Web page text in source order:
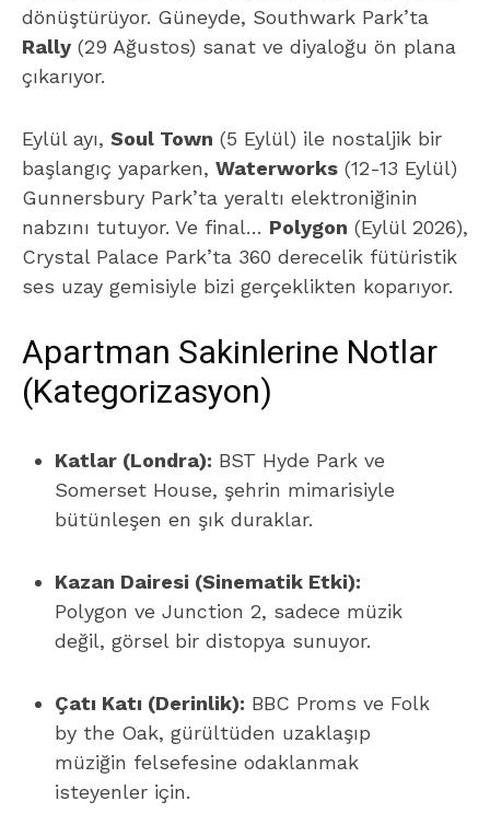
dönüştürüyor. Güneyde, Southwark Park’ta
Rally (29 Ağustos) sanat ve diyaloğu ön plana
çıkarıyor.
Eylül ayı, Soul Town (5 Eylül) ile nostaljik bir
başlangıç yaparken, Waterworks (12-13 Eylül)
Gunnersbury Park’ta yeraltı elektroniğinin
nabzını tutuyor. Ve final… Polygon (Eylül 2026),
Crystal Palace Park’ta 360 derecelik fütüristik
ses uzay gemisiyle bizi gerçeklikten koparıyor.
Apartman Sakinlerine Notlar
(Kategorizasyon)
Katlar (Londra): BST Hyde Park ve
Somerset House, şehrin mimarisiyle
bütünleşen en şık duraklar.
Kazan Dairesi (Sinematik Etki):
Polygon ve Junction 2, sadece müzik
değil, görsel bir distopya sunuyor.
Çatı Katı (Derinlik): BBC Proms ve Folk
by the Oak, gürültüden uzaklaşıp
müziğin felsefesine odaklanmak
isteyenler için.